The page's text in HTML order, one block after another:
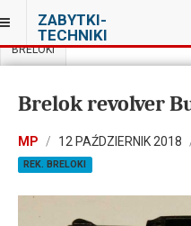
ZABYTKI-
TECHNIKI
JESTEŚ TUTAJ:
BRELOKI
Brelok revolver
MP 12 PAŹDZIERNIK 2018
REK. BRELOKI